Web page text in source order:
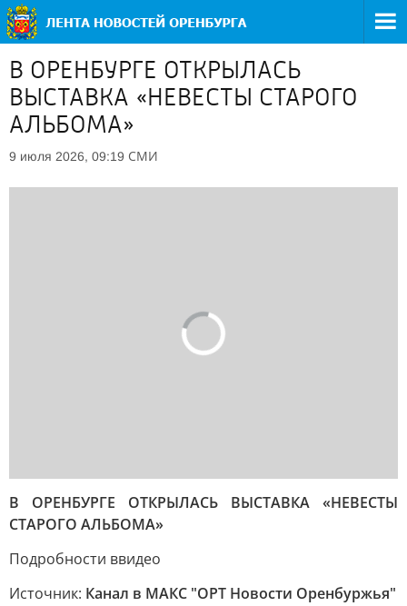
В ОРЕНБУРГЕ ОТКРЫЛАСЬ
ВЫСТАВКА «НЕВЕСТЫ СТАРОГО
АЛЬБОМА»
9 июля 2026, 09:19 СМИ
В ОРЕНБУРГЕ ОТКРЫЛАСЬ ВЫСТАВКА «НЕВЕСТЫ
СТАРОГО АЛЬБОМА»
Подробности ввидео
Источник: Канал в МАКС "ОРТ Новости Оренбуржья"